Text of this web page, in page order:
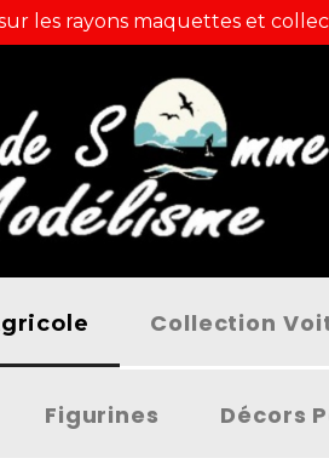
les rayons maquettes et
Collection
Figurines Décors